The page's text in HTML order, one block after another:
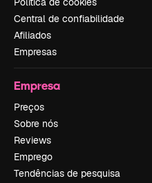
Central de confiabilidade
Afiliados
Empresas
Empresa
Preços
Sobre nós
Reviews
Emprego
Tendências de pesquisa